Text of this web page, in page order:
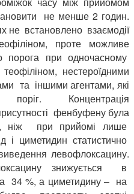
не менше 2 годин.
не встановлено взаємодії
проте можливе
порога при одночасному
нестероїдними
та іншими агентами, які
Концентрація
фенбуфену була
ніж при прийомі лише
і циметидин статистично
левофлоксацину.
знижується в
34 %, а циметидину – на